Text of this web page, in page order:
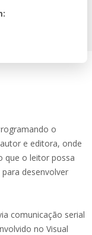
o
e editora, onde
que o leitor possa
desenvolver
comunicação serial
no Visual